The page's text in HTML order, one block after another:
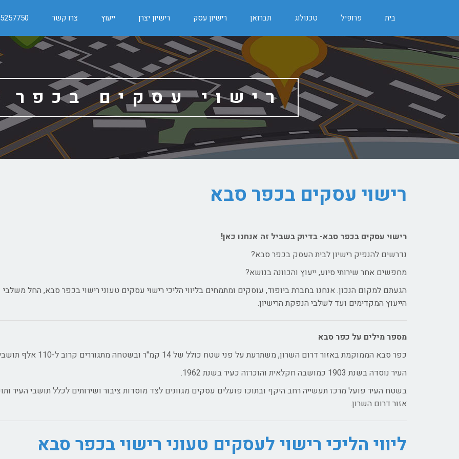
בית פרופיל טכנולוג תברואן רישיון עסק רישיון יצרן ייעוץ צרו קשר
רישוי עסקים בכפר
רישוי עסקים בכפר סבא
רישוי עסקים בכפר סבא- בדיוק בשביל זה אנחנו כאן!
נדרשים להנפיק רישיון לבית העסק בכפר סבא?
מחפשים אחר שירותי סיוע, ייעוץ והכוונה בנושא?
הגעתם למקום הנכון. אנחנו בחברת ביופוד, עוסקים ומתמחים בליווי הליכי רישוי עסקים טעוני רישוי בכפר סבא, החל משלבי
הייעוץ המקדימים ועד לשלבי הנפקת הרישיון.
מספר מילים על כפר סבא
כפר סבא הממוקמת באזור דרום השרון, משתרעת על פני שטח כולל של 14 קמ"ר ובשטחה מתגוררים קרוב ל-110 אלף תושבים.
העיר נוסדה בשנת 1903 כמושבה חקלאית והוכרזה כעיר בשנת 1962.
בשטח העיר פועל מרכז תעשייה רחב היקף ובתוכו פועלים עסקים מגוונים לצד מוסדות ציבור ושירותים לכלל תושבי העיר
אזור דרום השרון.
ליווי הליכי רישוי לעסקים טעוני רישוי בכפר סבא